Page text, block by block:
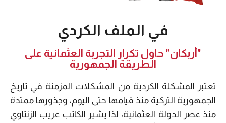
في الملف الكردي
"أربكان" حاول تكرار التجربة العثمانية على
الطريقة الجمهورية
تعتبر المشكلة الكردية من المشكلات المزمنة في تاريخ
الجمهورية التركية منذ قيامها حتى اليوم، وجذورها ممتدة
منذ عصر الدولة العثمانية، لذا يشير الكاتب عريب الزنتاوي